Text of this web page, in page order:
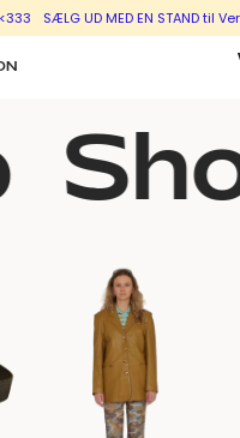
UD MED EN STAND til Veras